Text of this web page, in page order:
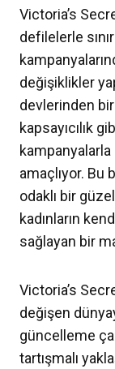
Victoria’s
defilelerle
değişiklikler
devlerinden
kapsayıcılık
amaçlıyor. Bu
odaklı bir
kadınların
sağlayan bir
Victoria’s
değişen
güncelleme
tartışmalı